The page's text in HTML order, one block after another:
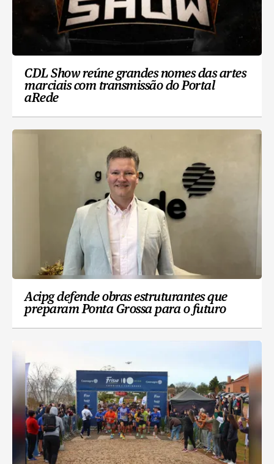
CDL Show reúne grandes nomes das artes
marciais com transmissão do Portal
aRede
Acipg defende obras estruturantes que
preparam Ponta Grossa para o futuro